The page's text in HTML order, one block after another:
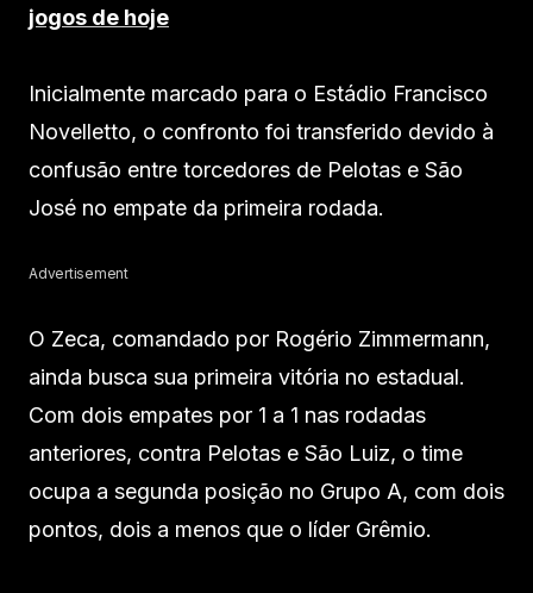
jogos de hoje
Inicialmente marcado para o Estádio Francisco
Novelletto, o confronto foi transferido devido à
confusão entre torcedores de Pelotas e São
José no empate da primeira rodada.
Advertisement
O Zeca, comandado por Rogério Zimmermann,
ainda busca sua primeira vitória no estadual.
Com dois empates por 1 a 1 nas rodadas
anteriores, contra Pelotas e São Luiz, o time
ocupa a segunda posição no Grupo A, com dois
pontos, dois a menos que o líder Grêmio.